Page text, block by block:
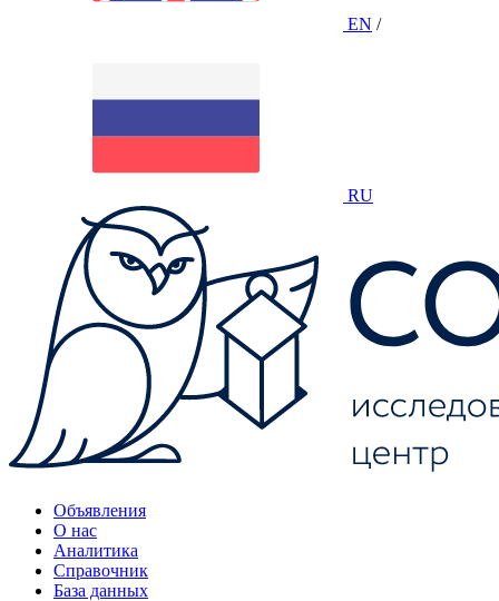
EN /
RU
Объявления
О нас
Аналитика
Справочник
База данных